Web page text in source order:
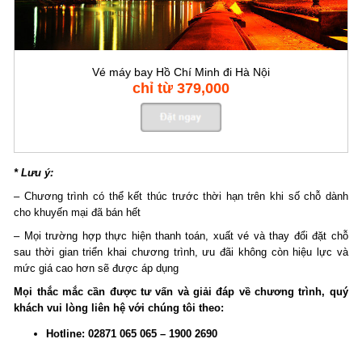
Vé máy bay Hồ Chí Minh đi Hà Nội
chỉ từ 379,000
* Lưu ý:
– Chương trình có thể kết thúc trước thời hạn trên khi số chỗ dành
cho khuyến mại đã bán hết
– Mọi trường hợp thực hiện thanh toán, xuất vé và thay đổi đặt chỗ
sau thời gian triển khai chương trình, ưu đãi không còn hiệu lực và
mức giá cao hơn sẽ được áp dụng
Mọi thắc mắc cần được tư vấn và giải đáp về chương trình, quý
khách vui lòng liên hệ với chúng tôi theo:
Hotline: 02871 065 065 – 1900 2690